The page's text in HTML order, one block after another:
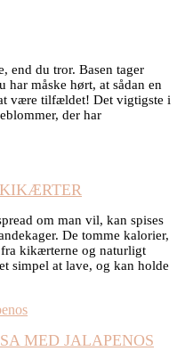
end du tror. Basen tager
har måske hørt, at sådan en
være tilfældet! Det vigtigste i
der har
om man vil, kan spises
De tomme kalorier,
kikærterne og naturligt
simpel at lave, og kan holde
MED JALAPENOS